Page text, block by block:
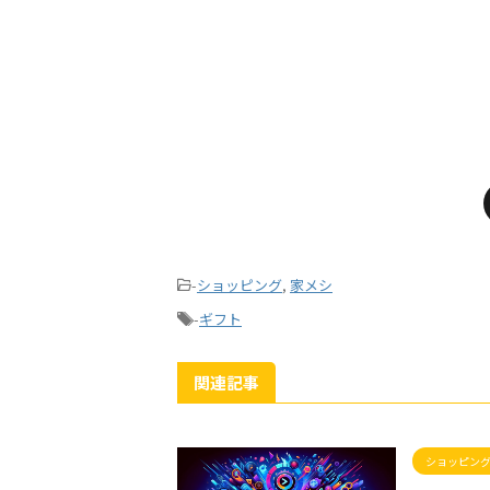
-ショッピング, 家メシ
-ギフト
関連記事
ショッピング